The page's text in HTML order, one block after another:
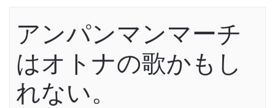
アンパンマンマーチ
はオトナの歌かもし
れない。